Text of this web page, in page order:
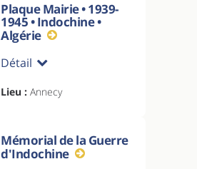
Plaque Mairie • 1939-
1945 • Indochine •
Algérie
Détail
Lieu : Annecy
Mémorial de la Guerre
d'Indochine